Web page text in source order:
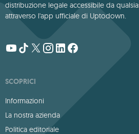
distribuzione legale accessibile da
attraverso l'app ufficiale di Uptodown.
SCOPRICI
Informazioni
La nostra azienda
Politica editoriale